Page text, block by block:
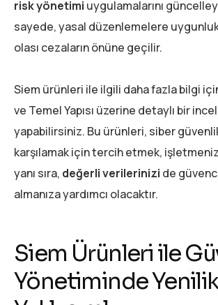
risk yönetimi uygulamalarını
sayede, yasal düzenlemelere
olası cezaların önüne geçilir.
Siem ürünleri ile ilgili daha fazla bilgi
ve Temel Yapısı üzerine detaylı bir
yapabilirsiniz. Bu ürünleri, siber
karşılamak için tercih etmek,
yanı sıra, değerli verilerinizi de
almanıza yardımcı olacaktır.
Siem Ürünleri ile
Yönetiminde